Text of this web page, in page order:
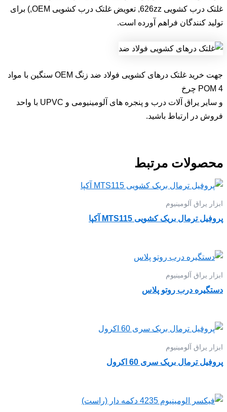
غلتک درب کشویی 626zz, تعویض غلتک درب کشویی OEM,) برای
تولید کنندگان فراهم آورده است.
جهت خرید غلتک درهای کشویی فولاد ضد زنگ OEM سنگین با مواد
POM 4 چرخ
و سایر یراق آلات درب و پنجره های آلومینیومی و UPVC با واحد
فروش در ارتباط باشید.
محصولات مرتبط
ابزار یراق آلومینیوم
پروفیل ترمال بریک کشویی MTS115 آکپا
ابزار یراق آلومینیوم
دستگیره درب روتو پلاس
ابزار یراق آلومینیوم
پروفیل ترمال بریک سری 60 اکرول